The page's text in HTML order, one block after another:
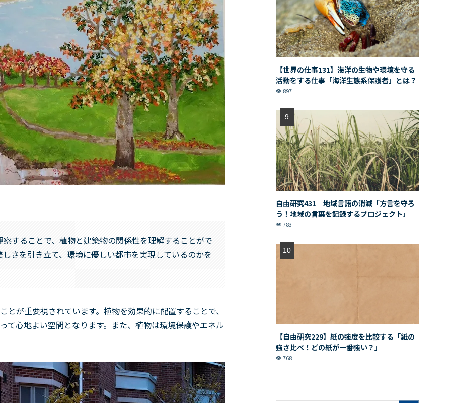
することで、植物と建築物の関係性を理解することがで
さを引き立て、環境に優しい都市を実現しているのかを
が重要視されています。植物を効果的に配置することで、
て心地よい空間となります。また、植物は環境保護やエネル
【世界の仕事131】海洋の生物や環境を守る
活動をする仕事「海洋生態系保護者」とは？
897
自由研究431｜地域言語の消滅「方言を守ろ
う！地域の言葉を記録するプロジェクト」
783
【自由研究229】紙の強度を比較する「紙の
強さ比べ！どの紙が一番強い？」
768